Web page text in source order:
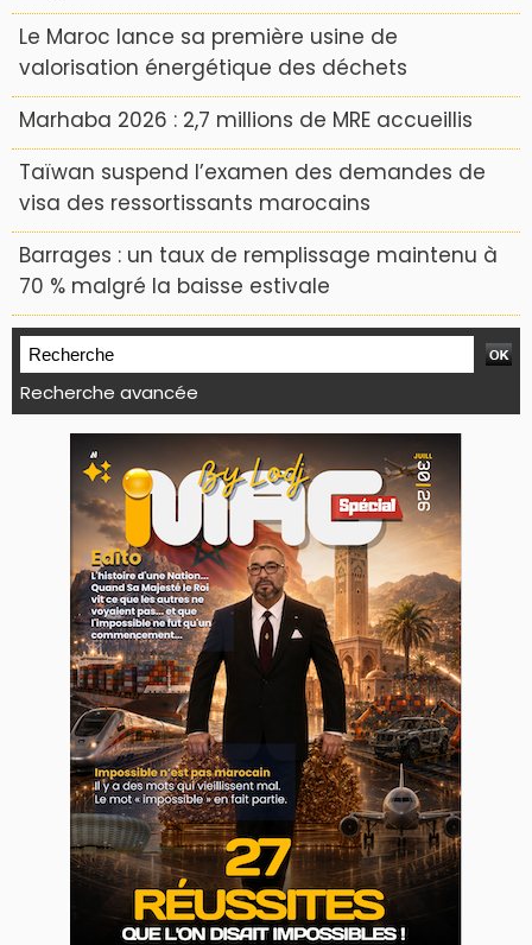
Le Maroc lance sa première usine de
valorisation énergétique des déchets
Marhaba 2026 : 2,7 millions de MRE accueillis
Taïwan suspend l’examen des demandes de
visa des ressortissants marocains
Barrages : un taux de remplissage maintenu à
70 % malgré la baisse estivale
Recherche avancée